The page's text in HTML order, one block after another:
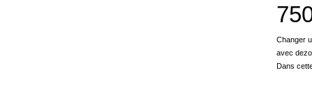
Changer
avec
Dans